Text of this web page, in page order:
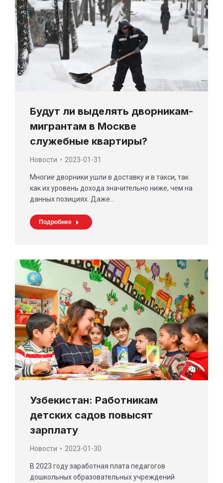
Будут ли выделять дворникам-
мигрантам в Москве
служебные квартиры?
Новости 2023-01-31
Многие дворники ушли в доставку и в такси, так
как их уровень дохода значительно ниже, чем на
данных позициях. Даже…
Подробнее
Узбекистан: Работникам
детских садов повысят
зарплату
Новости 2023-01-30
В 2023 году заработная плата педагогов
дошкольных образовательных учреждений